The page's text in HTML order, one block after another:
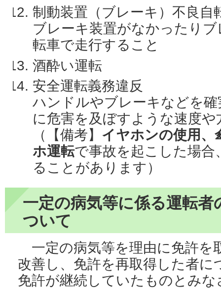
制動装置（ブレーキ）不良自
ブレーキ装置がなかったり
転車で走行すること
酒酔い運転
安全運転義務違反
ハンドルやブレーキなどを
に危害を及ぼすような速度
（【備考】 イヤホンの使用、
ホ運転で事故を起こした場合
ることがあります）
一定の病気等に係る運転者
ついて
一定の病気等を理由に免許を
改善し、免許を再取得した者に
免許が継続していたものとみな